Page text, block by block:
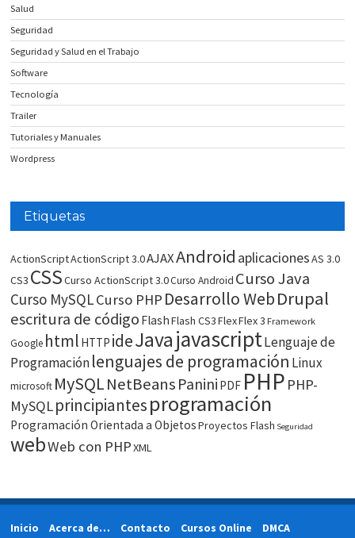
Salud
Seguridad
Seguridad y Salud en el Trabajo
Software
Tecnología
Trailer
Tutoriales y Manuales
Wordpress
Etiquetas
ActionScriptActionScript 3.0AJAXAndroid aplicacionesAS 3.0
CS3 CSSCurso ActionScript 3.0Curso Android Curso Java
Curso MySQLCurso PHP Desarrollo WebDrupal
escritura de código FlashFlash CS3FlexFlex 3 Framework
Google html HTTP ideJavajavascriptLenguaje de
Programaciónlenguajes de programación Linux
microsoft MySQLNetBeans Panini PDF PHP PHP-
MySQLprincipiantesprogramación
Programación Orientada a ObjetosProyectos Flash Seguridad
webWeb con PHPXML
Inicio Acerca de… Contacto Cursos Online DMCA